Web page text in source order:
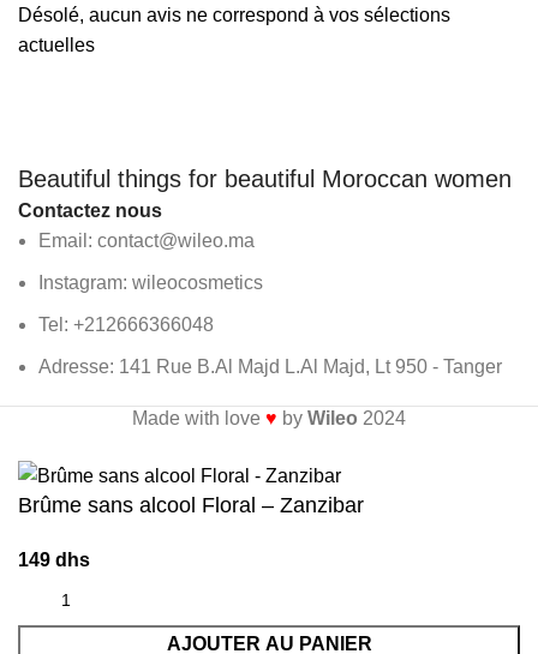
Désolé, aucun avis ne correspond à vos sélections
actuelles
Beautiful things for beautiful Moroccan women
Contactez nous
Email: contact@wileo.ma
Instagram: wileocosmetics
Tel: +212666366048
Adresse: 141 Rue B.Al Majd L.Al Majd, Lt 950 - Tanger
Made with love ♥ by Wileo 2024
Brûme sans alcool Floral – Zanzibar
149 dhs
AJOUTER AU PANIER